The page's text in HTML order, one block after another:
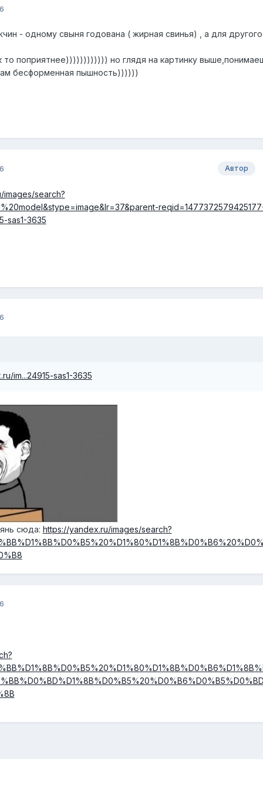
- одному свыня годована ( жирная свинья) , а для
поприятнее)))))))))))) но глядя на картинку
бесформенная пышность))))))
Автор
search?
sas1-3635
im...24915-sas1-3635
сюда: https://yandex.ru/images/search?